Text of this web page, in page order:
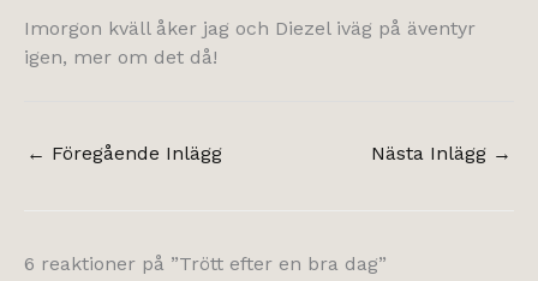
Imorgon kväll åker jag och Diezel iväg på äventyr
igen, mer om det då!
← Föregående Inlägg Nästa Inlägg →
6 reaktioner på ”Trött efter en bra dag”